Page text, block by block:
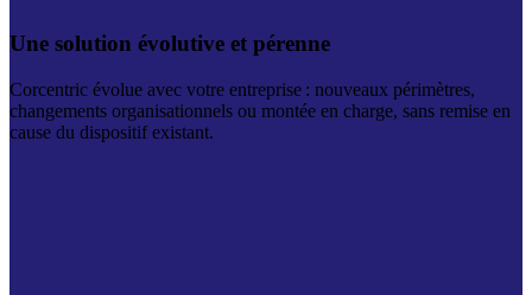
Une solution évolutive et pérenne
Corcentric évolue avec votre entreprise : nouveaux périmètres,
changements organisationnels ou montée en charge, sans remise en
cause du dispositif existant.